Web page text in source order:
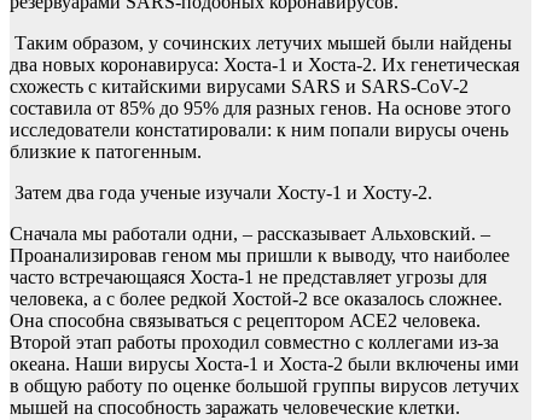
Таким образом, у сочинских летучих мышей были найдены
два новых коронавируса: Хоста-1 и Хоста-2. Их генетическая
схожесть с китайскими вирусами SARS и SARS-CoV-2
составила от 85% до 95% для разных генов. На основе этого
исследователи констатировали: к ним попали вирусы очень
близкие к патогенным.
Затем два года ученые изучали Хосту-1 и Хосту-2.
Сначала мы работали одни, – рассказывает Альховский. –
Проанализировав геном мы пришли к выводу, что наиболее
часто встречающаяся Хоста-1 не представляет угрозы для
человека, а с более редкой Хостой-2 все оказалось сложнее.
Она способна связываться с рецептором АСЕ2 человека.
Второй этап работы проходил совместно с коллегами из-за
океана. Наши вирусы Хоста-1 и Хоста-2 были включены ими
в общую работу по оценке большой группы вирусов летучих
мышей на способность заражать человеческие клетки.